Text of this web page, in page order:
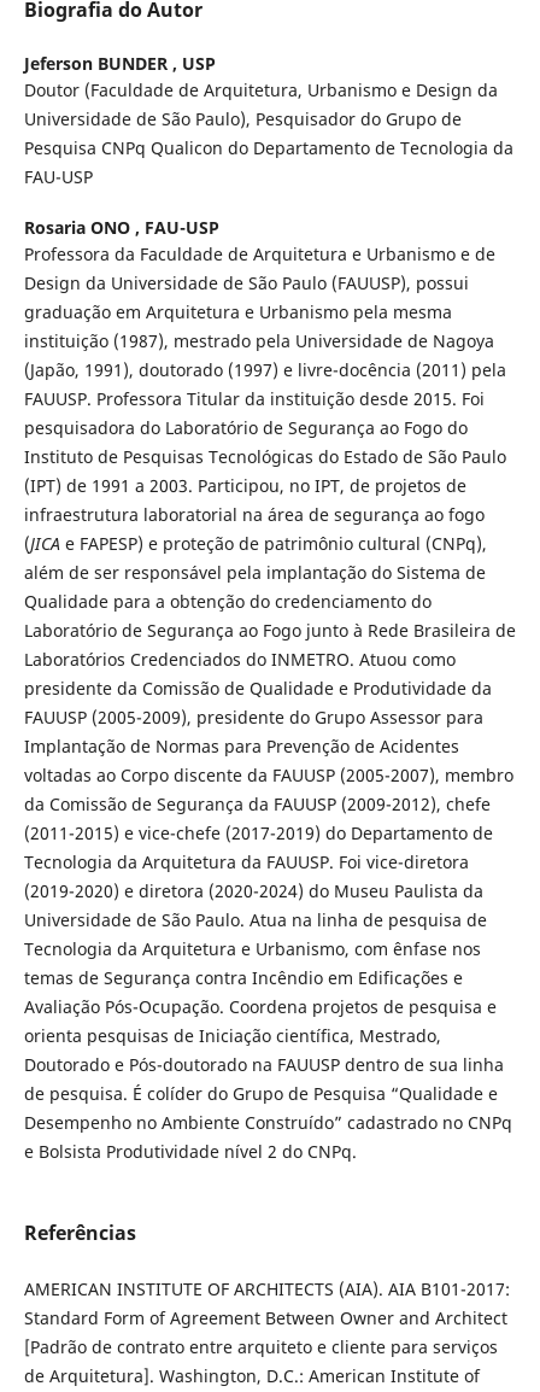
Biografia do Autor
Jeferson BUNDER , USP
Doutor (Faculdade de Arquitetura, Urbanismo e Design da
Universidade de São Paulo), Pesquisador do Grupo de
Pesquisa CNPq Qualicon do Departamento de Tecnologia da
FAU-USP
Rosaria ONO , FAU-USP
Professora da Faculdade de Arquitetura e Urbanismo e de
Design da Universidade de São Paulo (FAUUSP), possui
graduação em Arquitetura e Urbanismo pela mesma
instituição (1987), mestrado pela Universidade de Nagoya
(Japão, 1991), doutorado (1997) e livre-docência (2011) pela
FAUUSP. Professora Titular da instituição desde 2015. Foi
pesquisadora do Laboratório de Segurança ao Fogo do
Instituto de Pesquisas Tecnológicas do Estado de São Paulo
(IPT) de 1991 a 2003. Participou, no IPT, de projetos de
infraestrutura laboratorial na área de segurança ao fogo
(JICAe FAPESP) e proteção de patrimônio cultural (CNPq),
além de ser responsável pela implantação do Sistema de
Qualidade para a obtenção do credenciamento do
Laboratório de Segurança ao Fogo junto à Rede Brasileira de
Laboratórios Credenciados do INMETRO. Atuou como
presidente da Comissão de Qualidade e Produtividade da
FAUUSP (2005-2009), presidente do Grupo Assessor para
Implantação de Normas para Prevenção de Acidentes
voltadas ao Corpo discente da FAUUSP (2005-2007), membro
da Comissão de Segurança da FAUUSP (2009-2012), chefe
(2011-2015) e vice-chefe (2017-2019) do Departamento de
Tecnologia da Arquitetura da FAUUSP. Foi vice-diretora
(2019-2020) e diretora (2020-2024) do Museu Paulista da
Universidade de São Paulo. Atua na linha de pesquisa de
Tecnologia da Arquitetura e Urbanismo, com ênfase nos
temas de Segurança contra Incêndio em Edificações e
Avaliação Pós-Ocupação. Coordena projetos de pesquisa e
orienta pesquisas de Iniciação científica, Mestrado,
Doutorado e Pós-doutorado na FAUUSP dentro de sua linha
de pesquisa. É colíder do Grupo de Pesquisa “Qualidade e
Desempenho no Ambiente Construído” cadastrado no CNPq
e Bolsista Produtividade nível 2 do CNPq.
Referências
AMERICAN INSTITUTE OF ARCHITECTS (AIA). AIA B101-2017:
Standard Form of Agreement Between Owner and Architect
[Padrão de contrato entre arquiteto e cliente para serviços
de Arquitetura]. Washington, D.C.: American Institute of